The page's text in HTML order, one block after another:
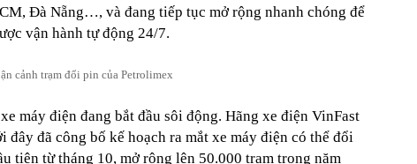
Đà Nẵng…, và đang tiếp tục mở rộng nhanh chóng để
vận hành tự động 24/7.
cảnh trạm đổi pin của Petrolimex
máy điện đang bắt đầu sôi động. Hãng xe điện VinFast
đây đã công bố kế hoạch ra mắt xe máy điện có thể đổi
tiên từ tháng 10, mở rộng lên 50.000 trạm trong năm